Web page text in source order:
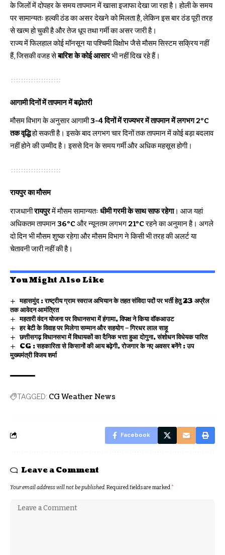
के जिलों में दोपहर के समय तापमान में खासा इजाफा देखा जा रहा है। होली के समय
पर सामान्यतः हल्की ठंड का असर देखने को मिलता है, लेकिन इस बार ठंड पूरी तरह
से खत्म हो चुकी है और तेज धूप तथा गर्मी का असर जारी है।
राज्य में फिलहाल कोई मॉनसून या पश्चिमी विक्षोभ जैसे मौसम सिस्टम सक्रिय नहीं
हैं, जिसकी वजह सेबारिश के कोई आसारभी नहीं दिख रहे हैं।
आगामी दिनों में तापमान में बढ़ोतरी
मौसम विभाग के अनुसार आगामी3-4 दिनों में राज्यभर में तापमान में लगभग 2°C
तक वृद्धिहो सकती है। इसके बाद लगभग चार दिनों तक तापमान में कोई बड़ा बदलाव
नहीं होने की उम्मीद है। इससे दिन के समय गर्मी और अधिक महसूस होगी।
रायपुर का मौसम
राजधानीरायपुरमें मौसम सामान्यतः धीमी गरमी के साथ साफ रहेगा। आज यहां
अधिकतम तापमान 36°C और न्यूनतम लगभग 21°Cरहने का अनुमान है। अगले
दो दिन भी मौसम शुष्क रहेगा और मौसम विभाग ने किसी भी तरह की अलर्ट या
चेतावनी जारी नहीं की है।
You Might Also Like
महासमुंद : राष्ट्रीय ग्राम स्वराज अभियान के तहत संविदा पदों पर भर्ती हेतु 23 अप्रैल
तक आवेदन आमंत्रित
महतारी वंदन योजना पर विधानसभा में हंगामा, विपक्ष ने किया वॉकआउट
हर बेटी के विवाह पर मिलेगा सम्मान और सहयोग – गिरधर लाल साहू
छत्तीसगढ़ विधानसभा में विधायकों का दैनिक भत्ता हुआ दोगुना, संशोधन विधेयक पारित
CG : सहकारिता से किसानों की आय बढ़ेगी, रोजगार के नए अवसर बनेंगे : उप
मुख्यमंत्री विजय शर्मा
TAGGED: CG Weather News
Facebook
Leave a Comment
Your email address will not be published.Required fields are marked*